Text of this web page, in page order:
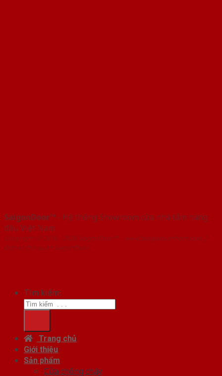
SaigonDoor™ - Hệ thống Showroom cửa nhà tắm hàng
đầu Việt Nam
Copyright ⓒ 2016 – 2026 SaigonDoor™ - www.baogiacuanhom.com |
Đơn vị chủ quản SaigonDoor
Tìm kiếm:
Trang chủ
Giới thiệu
Sản phẩm
Cửa chống cháy